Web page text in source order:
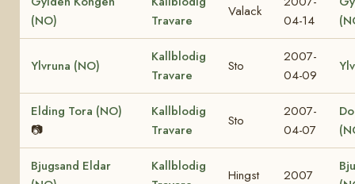
(NO)
Travare
Valack
04-14
Ylvruna (NO)
Kallblodig
Travare
Sto
2007-
04-09
Elding Tora (NO)
📷
Kallblodig
Travare
Sto
2007-
04-07
Bjugsand Eldar
Kallblodig
Hingst 2007